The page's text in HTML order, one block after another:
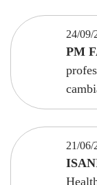
24/09/
PM
21/06/